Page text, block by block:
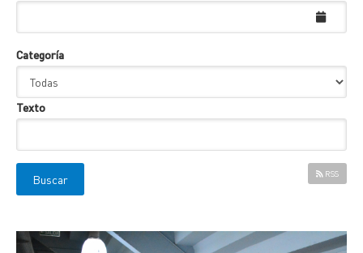
Categoría
Texto
RSS